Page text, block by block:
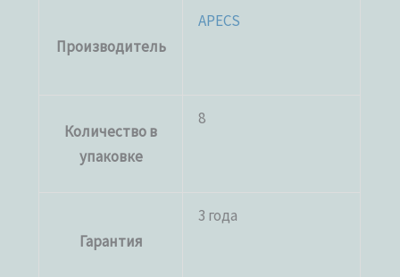
Производитель
APECS
Количество в
упаковке
8
Гарантия
3 года